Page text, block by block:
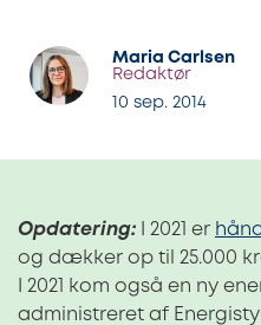
Maria Carlsen
Redaktør
10 sep. 2014
Opdatering: I 2021 er
og dækker op til 25.000
I 2021 kom også en ny
administreret af